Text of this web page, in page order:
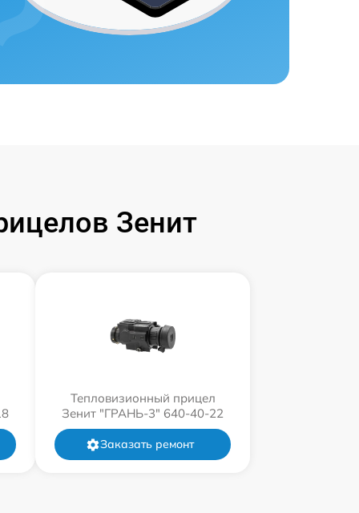
Зенит
Тепловизионный прицел
Зенит "ГРАНЬ-3" 640-40-22
Заказать ремонт